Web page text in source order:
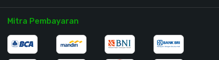
Mitra Pembayaran